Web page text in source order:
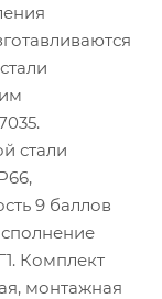
стали
9 баллов
Комплект
монтажная